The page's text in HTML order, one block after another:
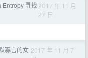
Entropy 寻找2017 年 11 月
27 日
寡言的女 2017 年 11 月 7